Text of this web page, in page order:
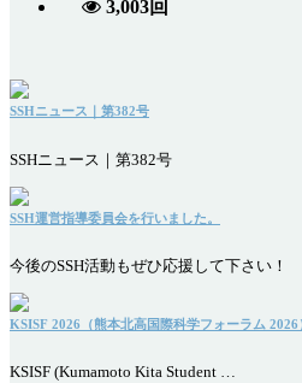
3,003回
SSHニュース｜第382号
SSHニュース｜第382号
SSH運営指導委員会を行いました。
今後のSSH活動もぜひ応援して下さい！
KSISF 2026（熊本北高国際科学フォーラム 2026
KSISF (Kumamoto Kita Student …